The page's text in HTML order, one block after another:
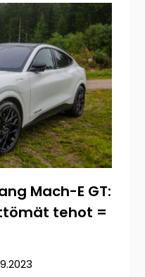
Mach-E GT:
tehot =